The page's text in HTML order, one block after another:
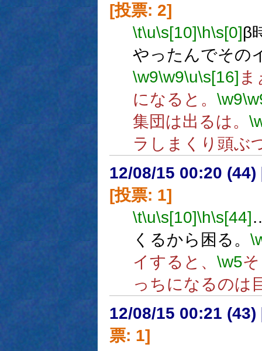
[投票: 2]
\t\u\s[10]\h\s[0]β
やったんでその
\w9\w9\u\s[16]
になると。 \w9
集団は出るは。
ラしまくり頭ぶ
12/08/15 00:20 (44)
[投票: 1]
\t\u\s[10]\h\s[44]
くるから困る。
イすると、 \w5
っちになるのは
12/08/15 00:21 (43)
票: 1]